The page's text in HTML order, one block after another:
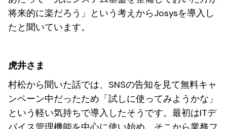
将来的に楽だろう」という考えからJosysを導入し
たと聞いています。
虎井さま
村松から聞いた話では、SNSの告知を見て無料キャ
ンペーン中だったため「試しに使ってみようかな」
という軽い気持ちで導入したそうです。最初はITデ